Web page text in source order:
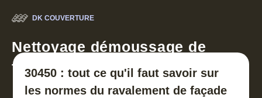
DK COUVERTURE
Nettoyage démoussage de
toiture 30
30450 : tout ce qu'il faut savoir sur
les normes du ravalement de façade